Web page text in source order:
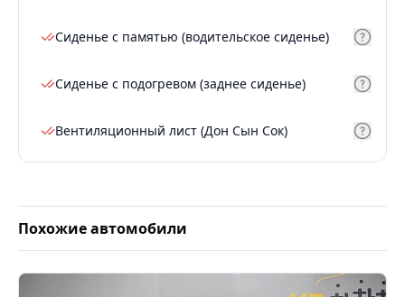
Сиденье с памятью (водительское сиденье)
Сиденье с подогревом (заднее сиденье)
Вентиляционный лист (Дон Сын Сок)
Похожие автомобили